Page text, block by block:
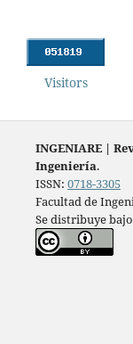
Visitors
INGENIARE |
Ingeniería.
ISSN: 0718-3305
Facultad de
Se distribuye bajo